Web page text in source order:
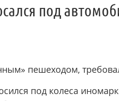
под
пешеходом,
под колеса